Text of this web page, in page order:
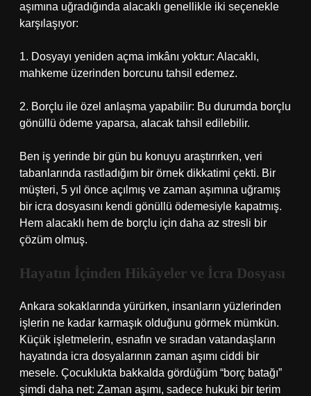
aşımına uğradığında alacaklı genellikle iki seçenekle
karşılaşıyor:
1. Dosyayı yeniden açma imkânı yoktur: Alacaklı,
mahkeme üzerinden borcunu tahsil edemez.
2. Borçlu ile özel anlaşma yapabilir: Bu durumda borçlu
gönüllü ödeme yaparsa, alacak tahsil edilebilir.
Ben iş yerinde bir gün bu konuyu araştırırken, veri
tabanlarında rastladığım bir örnek dikkatimi çekti. Bir
müşteri, 5 yıl önce açılmış ve zaman aşımına uğramış
bir icra dosyasını kendi gönüllü ödemesiyle kapatmış.
Hem alacaklı hem de borçlu için daha az stresli bir
çözüm olmuş.
Hayatın İçinden Hikâyeler ve İcra Dosyası
Ankara sokaklarında yürürken, insanların yüzlerinden
işlerin ne kadar karmaşık olduğunu görmek mümkün.
Küçük işletmelerin, esnafın ve sıradan vatandaşların
hayatında icra dosyalarının zaman aşımı ciddi bir
mesele. Çocuklukta bakkalda gördüğüm “borç batağı”
şimdi daha net: Zaman aşımı, sadece hukuki bir terim